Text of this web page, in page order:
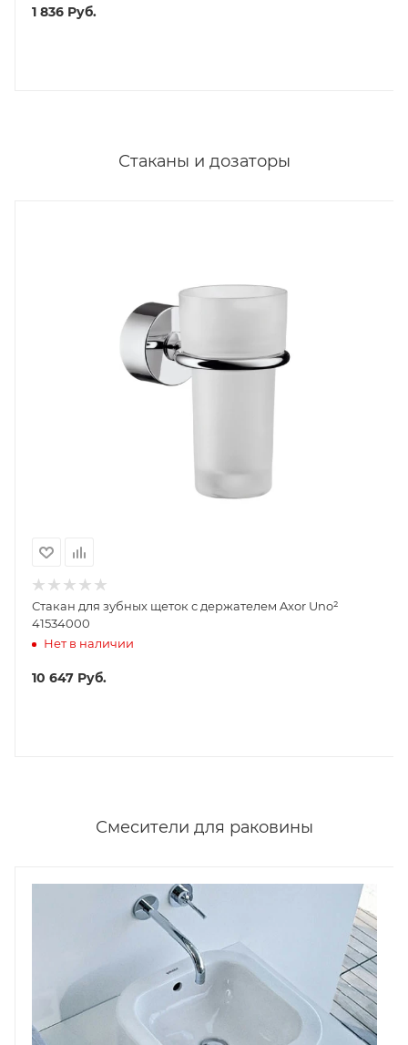
1 836 Руб.
Стаканы и дозаторы
Стакан для зубных щеток с держателем Axor Uno²
41534000
Нет в наличии
10 647 Руб.
Смесители для раковины